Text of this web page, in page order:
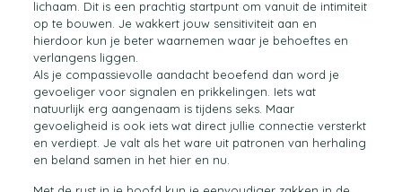
lichaam. Dit is een prachtig startpunt om vanuit de intimiteit
op te bouwen. Je wakkert jouw sensitiviteit aan en
hierdoor kun je beter waarnemen waar je behoeftes en
verlangens liggen.
Als je compassievolle aandacht beoefend dan word je
gevoeliger voor signalen en prikkelingen. Iets wat
natuurlijk erg aangenaam is tijdens seks. Maar
gevoeligheid is ook iets wat direct jullie connectie versterkt
en verdiept. Je valt als het ware uit patronen van herhaling
en beland samen in het hier en nu.